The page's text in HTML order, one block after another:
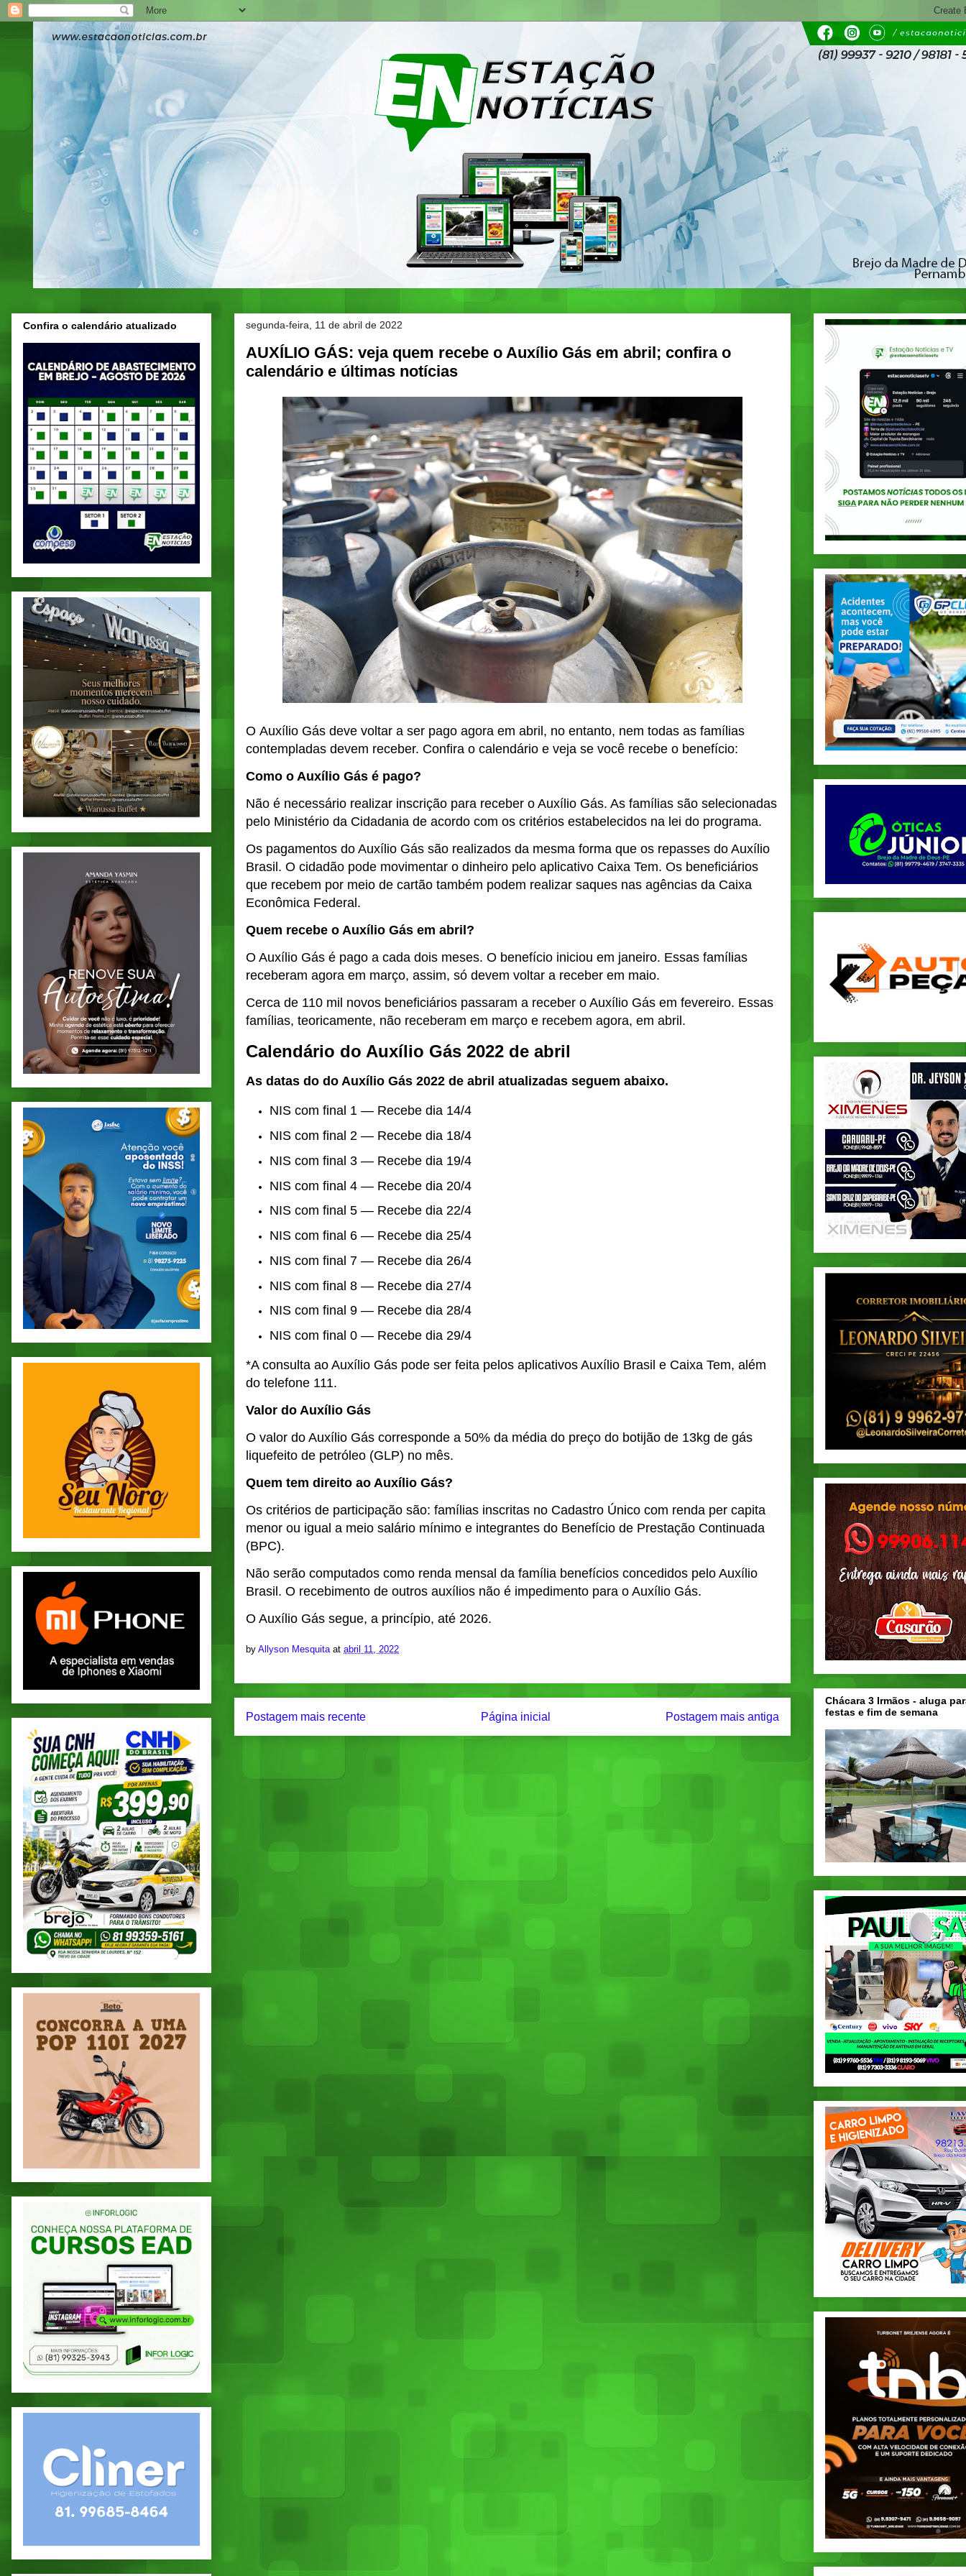
segunda-feira, 11 de abril de 2022
AUXÍLIO GÁS: veja quem recebe o Auxílio Gás em abril; confira o
calendário e últimas notícias
O Auxílio Gás deve voltar a ser pago agora em abril, no entanto, nem todas as famílias
contempladas devem receber. Confira o calendário e veja se você recebe o benefício:
Como o Auxílio Gás é pago?
Não é necessário realizar inscrição para receber o Auxílio Gás. As famílias são selecionadas
pelo Ministério da Cidadania de acordo com os critérios estabelecidos na lei do programa.
Os pagamentos do Auxílio Gás são realizados da mesma forma que os repasses do Auxílio
Brasil. O cidadão pode movimentar o dinheiro pelo aplicativo Caixa Tem. Os beneficiários
que recebem por meio de cartão também podem realizar saques nas agências da Caixa
Econômica Federal.
Quem recebe o Auxílio Gás em abril?
O Auxílio Gás é pago a cada dois meses. O benefício iniciou em janeiro. Essas famílias
receberam agora em março, assim, só devem voltar a receber em maio.
Cerca de 110 mil novos beneficiários passaram a receber o Auxílio Gás em fevereiro. Essas
famílias, teoricamente, não receberam em março e recebem agora, em abril.
Calendário do Auxílio Gás 2022 de abril
As datas do do Auxílio Gás 2022 de abril atualizadas seguem abaixo.
NIS com final 1 — Recebe dia 14/4
NIS com final 2 — Recebe dia 18/4
NIS com final 3 — Recebe dia 19/4
NIS com final 4 — Recebe dia 20/4
NIS com final 5 — Recebe dia 22/4
NIS com final 6 — Recebe dia 25/4
NIS com final 7 — Recebe dia 26/4
NIS com final 8 — Recebe dia 27/4
NIS com final 9 — Recebe dia 28/4
NIS com final 0 — Recebe dia 29/4
*A consulta ao Auxílio Gás pode ser feita pelos aplicativos Auxílio Brasil e Caixa Tem, além
do telefone 111.
Valor do Auxílio Gás
O valor do Auxílio Gás corresponde a 50% da média do preço do botijão de 13kg de gás
liquefeito de petróleo (GLP) no mês.
Quem tem direito ao Auxílio Gás?
Os critérios de participação são: famílias inscritas no Cadastro Único com renda per capita
menor ou igual a meio salário mínimo e integrantes do Benefício de Prestação Continuada
(BPC).
Não serão computados como renda mensal da família benefícios concedidos pelo Auxílio
Brasil. O recebimento de outros auxílios não é impedimento para o Auxílio Gás.
O Auxílio Gás segue, a princípio, até 2026.
by Allyson Mesquita at abril 11, 2022
Postagem mais recente Postagem mais antiga
Página inicial
Confira o calendário atualizado
Chácara 3 Irmãos - aluga
festas e fim de semana